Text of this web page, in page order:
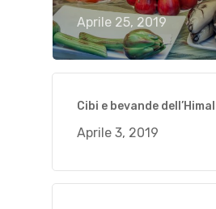
Aprile 25, 2019
Cibi e bevande
Aprile 3, 2019